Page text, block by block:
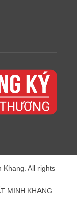
All rights
MINH KHANG